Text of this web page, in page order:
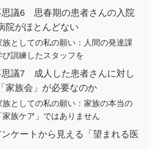
思議6 思春期の患者さんの入院
院がほとんどない
族としての私の願い：人間の発達課
び訓練したスタッフを
思議7 成人した患者さんに対し
家族会」が必要なのか
族としての私の願い：家族の本当の
家族ケア」ではありません
ケートから見える「望まれる医